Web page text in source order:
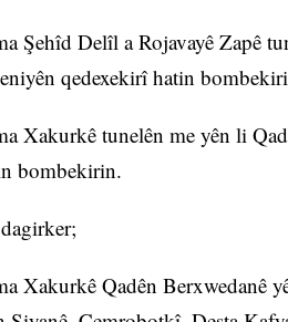
Şehîd Delîl a Rojavayê Zapê
qedexekirî hatin
Xakurkê tunelên me yên li
bombekirin.
Xakurkê Qadên Berxwedanê